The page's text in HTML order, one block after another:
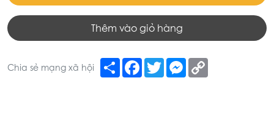
Thêm vào giỏ hàng
Chia sẻ mạng xã hội Share Facebook
TwitterMessenger